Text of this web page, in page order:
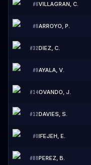
#6VILLAGRAN, C.
#8ARROYO, P.
#32DIEZ, C.
#9AYALA, V.
#14OVANDO, J.
#12DAVIES, S.
#0IFEJEH, E.
#88PEREZ, B.